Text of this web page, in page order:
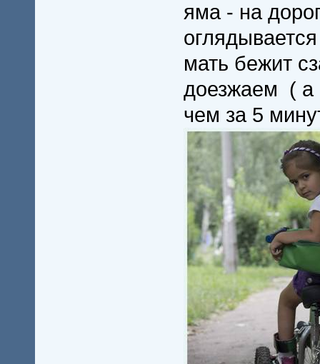
яма - на
мать бежит
доезжаем ( а
чем за 5